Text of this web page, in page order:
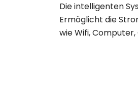
Die intelligenten
Ermöglicht die
wie Wifi,